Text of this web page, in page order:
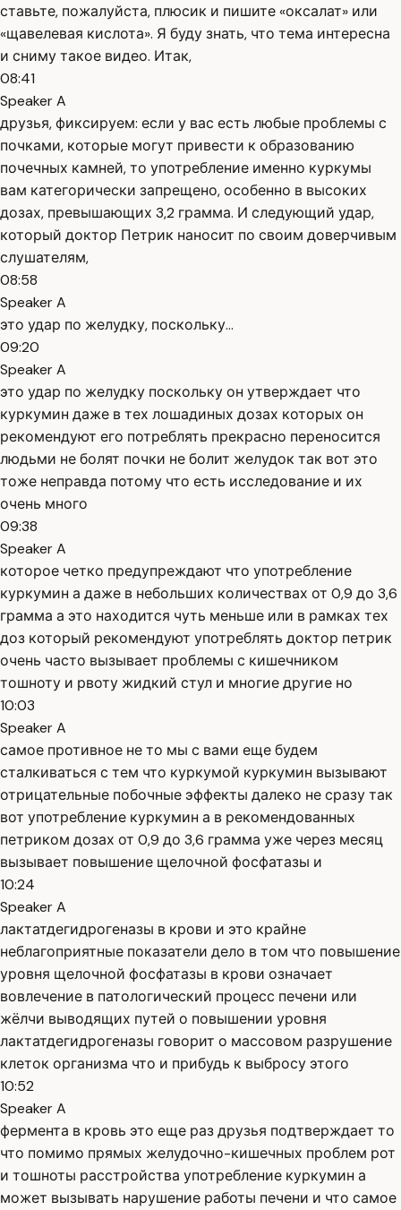
ставьте, пожалуйста, плюсик и пишите «оксалат» или
«щавелевая кислота». Я буду знать, что тема интересна
и сниму такое видео. Итак,
08:41
Speaker A
друзья, фиксируем: если у вас есть любые проблемы с
почками, которые могут привести к образованию
почечных камней, то употребление именно куркумы
вам категорически запрещено, особенно в высоких
дозах, превышающих 3,2 грамма. И следующий удар,
который доктор Петрик наносит по своим доверчивым
слушателям,
08:58
Speaker A
это удар по желудку, поскольку...
09:20
Speaker A
это удар по желудку поскольку он утверждает что
куркумин даже в тех лошадиных дозах которых он
рекомендуют его потреблять прекрасно переносится
людьми не болят почки не болит желудок так вот это
тоже неправда потому что есть исследование и их
очень много
09:38
Speaker A
которое четко предупреждают что употребление
куркумин а даже в небольших количествах от 0,9 до 3,6
грамма а это находится чуть меньше или в рамках тех
доз который рекомендуют употреблять доктор петрик
очень часто вызывает проблемы с кишечником
тошноту и рвоту жидкий стул и многие другие но
10:03
Speaker A
самое противное не то мы с вами еще будем
сталкиваться с тем что куркумой куркумин вызывают
отрицательные побочные эффекты далеко не сразу так
вот употребление куркумин а в рекомендованных
петриком дозах от 0,9 до 3,6 грамма уже через месяц
вызывает повышение щелочной фосфатазы и
10:24
Speaker A
лактатдегидрогеназы в крови и это крайне
неблагоприятные показатели дело в том что повышение
уровня щелочной фосфатазы в крови означает
вовлечение в патологический процесс печени или
жёлчи выводящих путей о повышении уровня
лактатдегидрогеназы говорит о массовом разрушение
клеток организма что и прибудь к выбросу этого
10:52
Speaker A
фермента в кровь это еще раз друзья подтверждает то
что помимо прямых желудочно-кишечных проблем рот
и тошноты расстройства употребление куркумин а
может вызывать нарушение работы печени и что самое